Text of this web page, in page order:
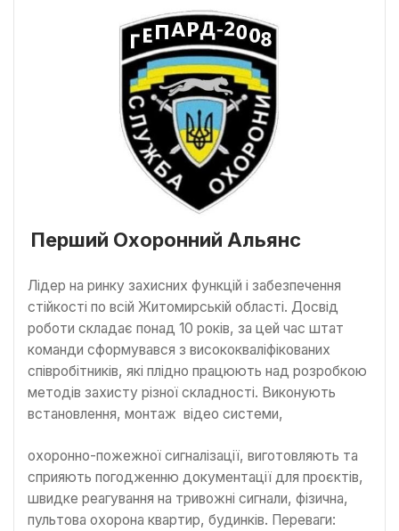
Перший Охоронний Альянс
Лідер на ринку захисних функцій і забезпечення
стійкості по всій Житомирській області. Досвід
роботи складає понад 10 років, за цей час штат
команди сформувався з висококваліфікованих
співробітників, які плідно працюють над розробкою
методів захисту різної складності. Виконують
встановлення, монтаж відео системи,
охоронно-пожежної сигналізації, виготовляють та
сприяють погодженню документації для проєктів,
швидке реагування на тривожні сигнали, фізична,
пультова охорона квартир, будинків. Переваги: